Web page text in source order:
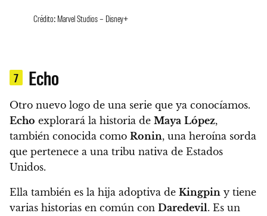
Crédito: Marvel Studios – Disney+
7 Echo
Otro nuevo logo de una serie que ya conocíamos.
Echo explorará la historia de Maya López,
también conocida como Ronin, una heroína sorda
que pertenece a una tribu nativa de Estados
Unidos.
Ella también es la hija adoptiva de Kingpin y tiene
varias historias en común con Daredevil. Es un